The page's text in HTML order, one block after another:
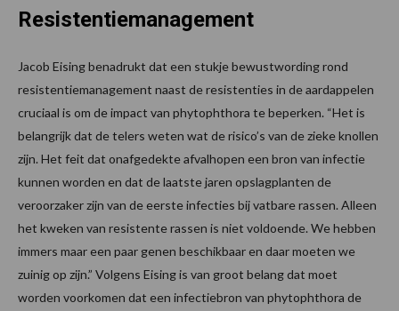
Resistentiemanagement
Jacob Eising benadrukt dat een stukje bewustwording rond
resistentiemanagement naast de resistenties in de aardappelen
cruciaal is om de impact van phytophthora te beperken. “Het is
belangrijk dat de telers weten wat de risico’s van de zieke knollen
zijn. Het feit dat onafgedekte afvalhopen een bron van infectie
kunnen worden en dat de laatste jaren opslagplanten de
veroorzaker zijn van de eerste infecties bij vatbare rassen. Alleen
het kweken van resistente rassen is niet voldoende. We hebben
immers maar een paar genen beschikbaar en daar moeten we
zuinig op zijn.” Volgens Eising is van groot belang dat moet
worden voorkomen dat een infectiebron van phytophthora de